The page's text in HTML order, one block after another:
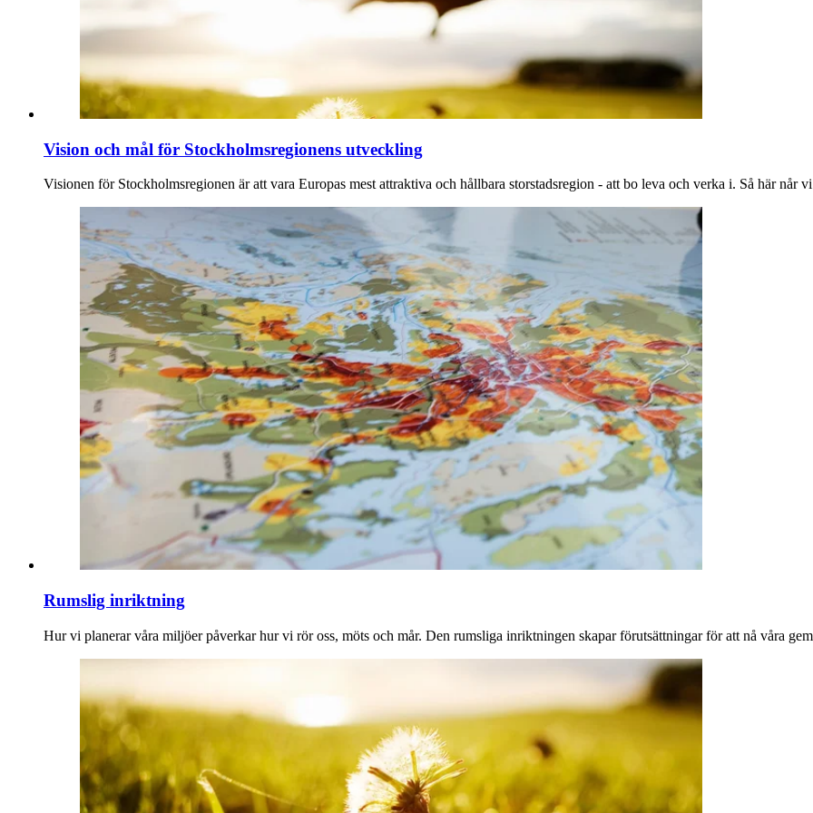
Vision och mål för Stockholmsregionens utveckling
Visionen för Stockholmsregionen är att vara Europas mest attraktiva och hållbara storstadsregion - att bo leva och verka i. Så här når
Rumslig inriktning
Hur vi planerar våra miljöer påverkar hur vi rör oss, möts och mår. Den rumsliga inriktningen skapar förutsättningar för att nå våra